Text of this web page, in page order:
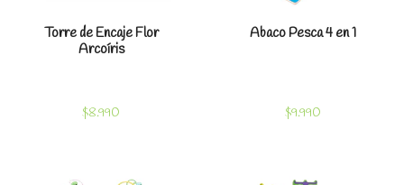
Torre de Encaje Flor
Arcoíris
$8.990
Abaco Pesca 4 en 1
$9.990